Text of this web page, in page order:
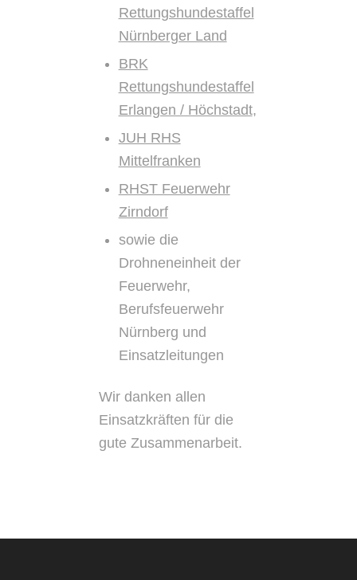
Rettungshundestaffel
Nürnberger Land
BRK
Rettungshundestaffel
Erlangen / Höchstadt,
JUH RHS
Mittelfranken
RHST Feuerwehr
Zirndorf
sowie die
Drohneneinheit der
Feuerwehr,
Berufsfeuerwehr
Nürnberg und
Einsatzleitungen
Wir danken allen
Einsatzkräften für die
gute Zusammenarbeit.